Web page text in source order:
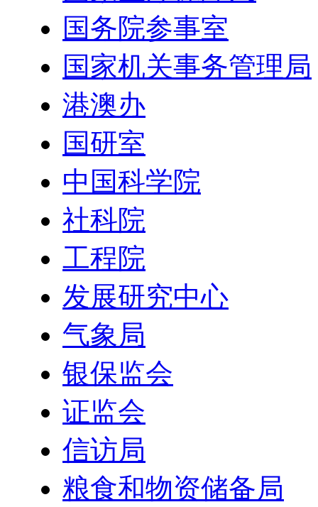
国务院参事室
国家机关事务管理局
港澳办
国研室
中国科学院
社科院
工程院
发展研究中心
气象局
银保监会
证监会
信访局
粮食和物资储备局